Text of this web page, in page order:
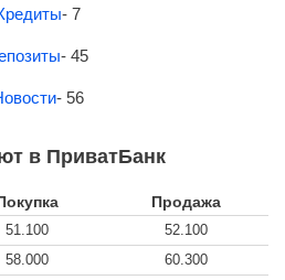
- 7
- 45
- 56
в ПриватБанк
Продажа
51.100
52.100
58.000
60.300